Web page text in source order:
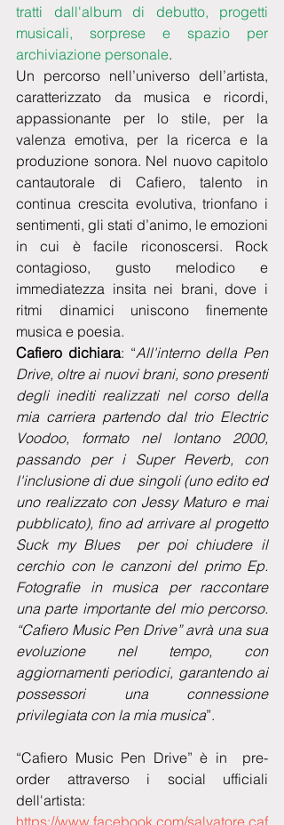
tratti dall'album di debutto, progetti
musicali, sorprese e spazio per
archiviazione personale.
Un percorso nell’universo dell’artista,
caratterizzato da musica e ricordi,
appassionante per lo stile, per la
valenza emotiva, per la ricerca e la
produzione sonora. Nel nuovo capitolo
cantautorale di Cafiero, talento in
continua crescita evolutiva, trionfano i
sentimenti, gli stati d’animo, le emozioni
in cui è facile riconoscersi. Rock
contagioso, gusto melodico e
immediatezza insita nei brani, dove i
ritmi dinamici uniscono finemente
musica e poesia.
Cafiero dichiara: “All'interno della Pen
Drive, oltre ai nuovi brani, sono presenti
degli inediti realizzati nel corso della
mia carriera partendo dal trio Electric
Voodoo, formato nel lontano 2000,
passando per i Super Reverb, con
l'inclusione di due singoli (uno edito ed
uno realizzato con Jessy Maturo e mai
pubblicato), fino ad arrivare al progetto
Suck my Blues  per poi chiudere il
cerchio con le canzoni del primo Ep.
Fotografie in musica per raccontare
una parte importante del mio percorso.
“Cafiero Music Pen Drive” avrà una sua
evoluzione nel tempo, con
aggiornamenti periodici, garantendo ai
possessori una connessione
privilegiata con la mia musica”.
“Cafiero Music Pen Drive” è in  pre-
order attraverso i social ufficiali
https://www.facebook.com/salvatore.caf